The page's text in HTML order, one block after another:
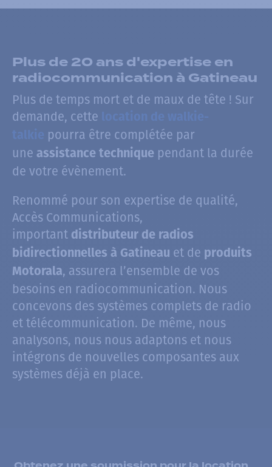
Plus de 20 ans d'expertise en
radiocommunication à Gatineau
Plus de temps mort et de maux de tête ! Sur
demande, cette
location de walkie-
talkie pourra être complétée par
une assistance technique pendant la durée
de votre évènement.
Renommé pour son expertise de qualité,
Accès Communications,
important distributeur de radios
bidirectionnelles à Gatineau et de produits
Motorala, assurera l’ensemble de vos
besoins en radiocommunication. Nous
concevons des systèmes complets de radio
et télécommunication. De même, nous
analysons, nous nous adaptons et nous
intégrons de nouvelles composantes aux
systèmes déjà en place.